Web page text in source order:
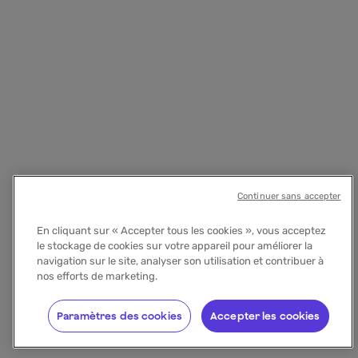
En cliquant sur « Accepter tous les cookies », vous acceptez
le stockage de cookies sur votre appareil pour améliorer la
navigation sur le site, analyser son utilisation et contribuer à
nos efforts de marketing.
Accepter les cookies
Paramètres des cookies
Continuer sans accepter